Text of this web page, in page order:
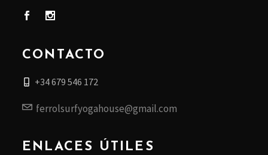
CONTACTO
+34 679 546 172
ferrolsurfyogahouse@gmail.com
ENLACES ÚTILES